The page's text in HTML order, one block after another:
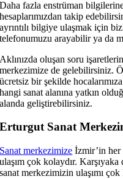
Daha fazla enstrüman
hesaplarımızdan takip
ayrıntılı bilgiye ulaşmak için
telefonumuzu arayabilir ya da
Aklınızda oluşan soru
merkezimize de gelebilirsiniz.
ücretsiz bir şekilde
hangi sanat alanına yatkın
alanda geliştirebilirsiniz.
Erturgut Sanat
Sanat merkezimize İzmir’in her
ulaşım çok kolaydır.
sanat merkezimizin ulaşımı